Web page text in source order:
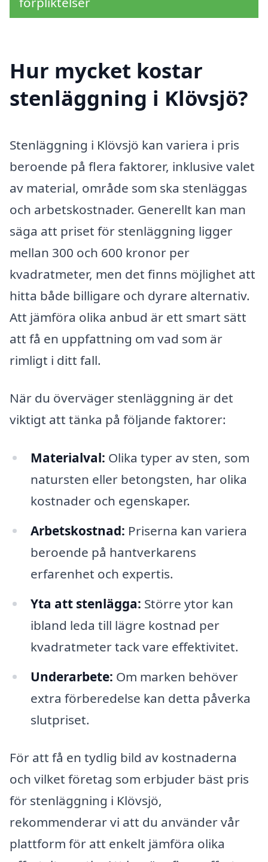
Hur mycket kostar
stenläggning i Klövsjö?
Stenläggning i Klövsjö kan variera i pris
beroende på flera faktorer, inklusive valet
av material, område som ska stenläggas
och arbetskostnader. Generellt kan man
säga att priset för stenläggning ligger
mellan 300 och 600 kronor per
kvadratmeter, men det finns möjlighet att
hitta både billigare och dyrare alternativ.
Att jämföra olika anbud är ett smart sätt
att få en uppfattning om vad som är
rimligt i ditt fall.
När du överväger stenläggning är det
viktigt att tänka på följande faktorer:
Materialval: Olika typer av sten, som
natursten eller betongsten, har olika
kostnader och egenskaper.
Arbetskostnad: Priserna kan variera
beroende på hantverkarens
erfarenhet och expertis.
Yta att stenlägga: Större ytor kan
ibland leda till lägre kostnad per
kvadratmeter tack vare effektivitet.
Underarbete: Om marken behöver
extra förberedelse kan detta påverka
slutpriset.
För att få en tydlig bild av kostnaderna
och vilket företag som erbjuder bäst pris
för stenläggning i Klövsjö,
rekommenderar vi att du använder vår
plattform för att enkelt jämföra olika